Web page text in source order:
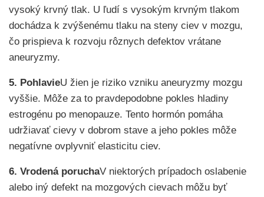
vysoký krvný tlak. U ľudí s vysokým krvným tlakom
dochádza k zvýšenému tlaku na steny ciev v mozgu,
čo prispieva k rozvoju rôznych defektov vrátane
aneuryzmy.
5. PohlavieU žien je riziko vzniku aneuryzmy mozgu
vyššie. Môže za to pravdepodobne pokles hladiny
estrogénu po menopauze. Tento hormón pomáha
udržiavať cievy v dobrom stave a jeho pokles môže
negatívne ovplyvniť elasticitu ciev.
6. Vrodená poruchaV niektorých prípadoch oslabenie
alebo iný defekt na mozgových cievach môžu byť